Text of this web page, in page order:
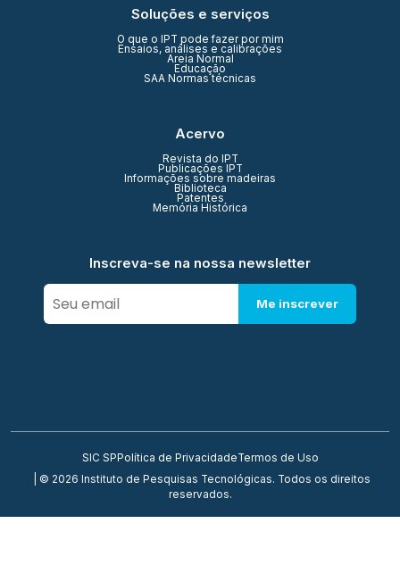
Soluções e serviços
O que o IPT pode fazer por mim
Ensaios, análises e calibrações
Areia Normal
Educação
SAA Normas técnicas
Acervo
Revista do IPT
Publicações IPT
Informações sobre madeiras
Biblioteca
Patentes
Memória Histórica
Inscreva-se na nossa newsletter
Me inscrever
SIC SP Política de PrivacidadeTermos de Uso
| © 2026 Instituto de Pesquisas Tecnológicas. Todos os direitos
reservados.